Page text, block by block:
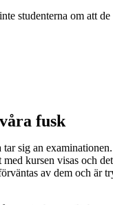
studenterna om att
fusk
sig an
kursen visas och
av dem och är